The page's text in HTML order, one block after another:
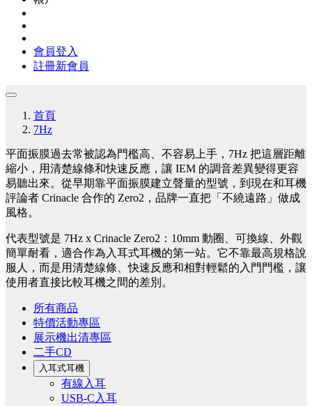
會員登入
註冊新會員
首頁
7Hz
平面振膜過去常被認為門檻高、不容易上手，7Hz 把這層距離
縮小，用清楚線條和快速反應，讓 IEM 的調音差異變得更容
易聽出來。從早期靠平面振膜建立聲量的型號，到現在和耳機
評論者 Crinacle 合作的 Zero2，品牌一直把「不繞遠路」做成
風格。
代表型號是 7Hz x Crinacle Zero2：10mm 動圈、可換線、外觀
簡單耐看，適合作為入耳式耳機的第一站。它不靠最高規格說
服人，而是用清楚線條、快速反應和相對輕鬆的入門門檻，讓
使用者直接比較耳機之間的差別。
所有商品
特價活動專區
展示機出清專區
二手CD
入耳式耳機
有線入耳
USB-C入耳